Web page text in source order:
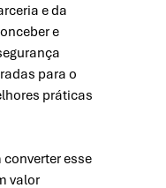
e da
e
para o
práticas
esse
valor